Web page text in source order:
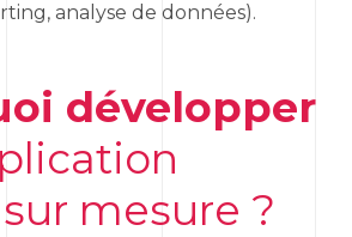
, analyse de données).
développer
mesure ?